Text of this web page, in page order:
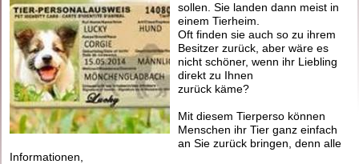
sollen. Sie landen dann meist in
einem Tierheim.
Oft finden sie auch so zu ihrem
Besitzer zurück, aber wäre es
nicht schöner, wenn ihr Liebling
direkt zu Ihnen
zurück käme?
Mit diesem Tierperso können
Menschen ihr Tier ganz einfach
an Sie zurück bringen, denn alle
Informationen,